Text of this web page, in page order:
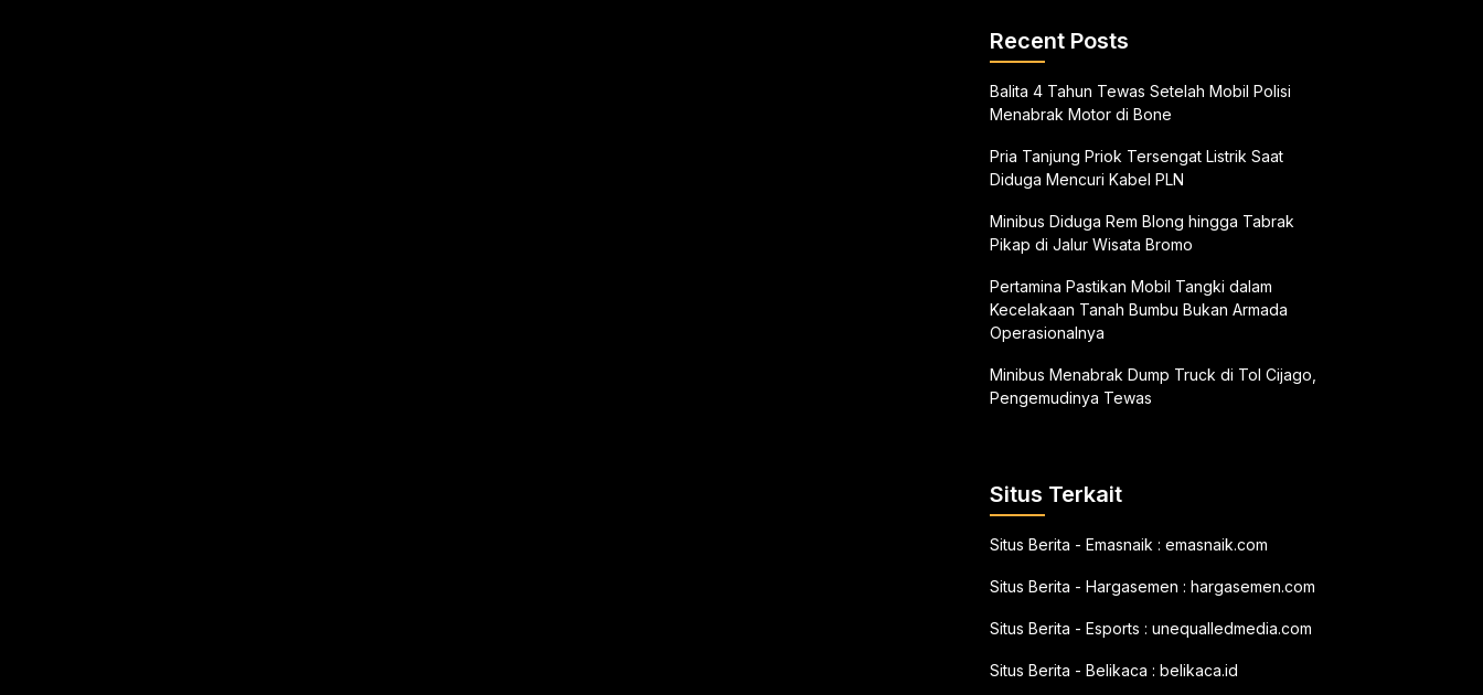
Recent Posts
Balita 4 Tahun Tewas Setelah Mobil Polisi
Menabrak Motor di Bone
Pria Tanjung Priok Tersengat Listrik Saat
Diduga Mencuri Kabel PLN
Minibus Diduga Rem Blong hingga Tabrak
Pikap di Jalur Wisata Bromo
Pertamina Pastikan Mobil Tangki dalam
Kecelakaan Tanah Bumbu Bukan Armada
Operasionalnya
Minibus Menabrak Dump Truck di Tol Cijago,
Pengemudinya Tewas
Situs Terkait
Situs Berita - Emasnaik : emasnaik.com
Situs Berita - Hargasemen : hargasemen.com
Situs Berita - Esports : unequalledmedia.com
Situs Berita - Belikaca : belikaca.id